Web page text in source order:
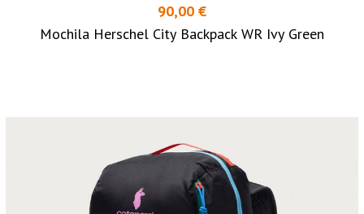
90,00 €
Mochila Herschel City Backpack WR Ivy Green